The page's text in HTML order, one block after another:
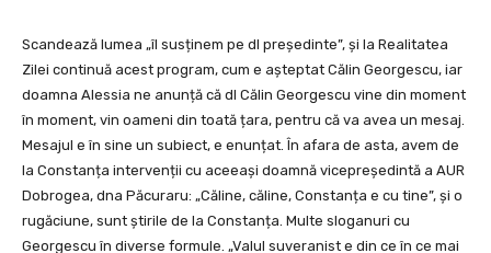
Scandează lumea „îl susținem pe dl președinte”, și la Realitatea
Zilei continuă acest program, cum e așteptat Călin Georgescu, iar
doamna Alessia ne anunță că dl Călin Georgescu vine din moment
în moment, vin oameni din toată țara, pentru că va avea un mesaj.
Mesajul e în sine un subiect, e enunțat. În afara de asta, avem de
la Constanța intervenții cu aceeași doamnă vicepreședintă a AUR
Dobrogea, dna Păcuraru: „Căline, căline, Constanța e cu tine”, și o
rugăciune, sunt știrile de la Constanța. Multe sloganuri cu
Georgescu în diverse formule. „Valul suveranist e din ce în ce mai